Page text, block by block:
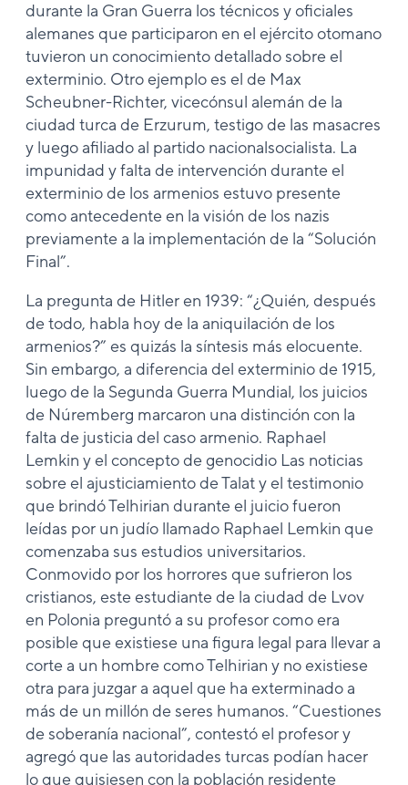
durante la Gran Guerra los técnicos y oficiales
alemanes que participaron en el ejército otomano
tuvieron un conocimiento detallado sobre el
exterminio. Otro ejemplo es el de Max
Scheubner-Richter, vicecónsul alemán de la
ciudad turca de Erzurum, testigo de las masacres
y luego afiliado al partido nacionalsocialista. La
impunidad y falta de intervención durante el
exterminio de los armenios estuvo presente
como antecedente en la visión de los nazis
previamente a la implementación de la “Solución
Final”.
La pregunta de Hitler en 1939: “¿Quién, después
de todo, habla hoy de la aniquilación de los
armenios?” es quizás la síntesis más elocuente.
Sin embargo, a diferencia del exterminio de 1915,
luego de la Segunda Guerra Mundial, los juicios
de Núremberg marcaron una distinción con la
falta de justicia del caso armenio. Raphael
Lemkin y el concepto de genocidio Las noticias
sobre el ajusticiamiento de Talat y el testimonio
que brindó Telhirian durante el juicio fueron
leídas por un judío llamado Raphael Lemkin que
comenzaba sus estudios universitarios.
Conmovido por los horrores que sufrieron los
cristianos, este estudiante de la ciudad de Lvov
en Polonia preguntó a su profesor como era
posible que existiese una figura legal para llevar a
corte a un hombre como Telhirian y no existiese
otra para juzgar a aquel que ha exterminado a
más de un millón de seres humanos. “Cuestiones
de soberanía nacional”, contestó el profesor y
agregó que las autoridades turcas podían hacer
lo que quisiesen con la población residente